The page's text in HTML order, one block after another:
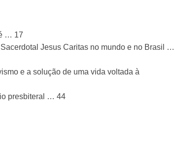
… 17
Jesus Caritas no mundo e no Brasil …
e a solução de uma vida voltada à
presbiteral … 44